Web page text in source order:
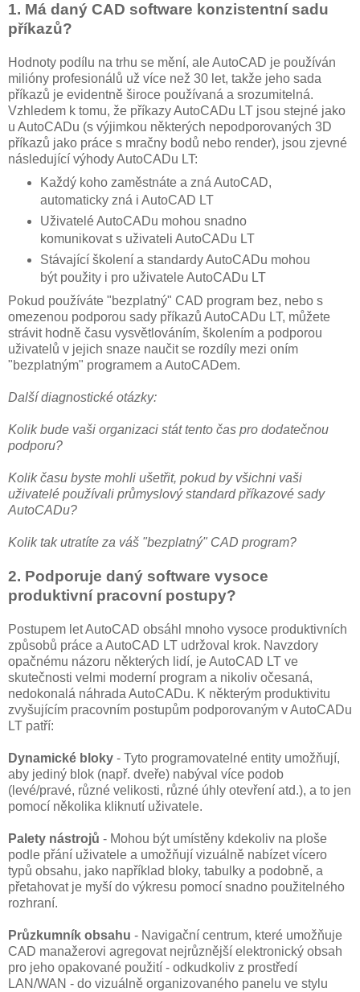
1. Má daný CAD software konzistentní sadu
příkazů?
Hodnoty podílu na trhu se mění, ale AutoCAD je používán
milióny profesionálů už více než 30 let, takže jeho sada
příkazů je evidentně široce používaná a srozumitelná.
Vzhledem k tomu, že příkazy AutoCADu LT jsou stejné jako
u AutoCADu (s výjimkou některých nepodporovaných 3D
příkazů jako práce s mračny bodů nebo render), jsou zjevné
následující výhody AutoCADu LT:
Každý koho zaměstnáte a zná AutoCAD,
automaticky zná i AutoCAD LT
Uživatelé AutoCADu mohou snadno
komunikovat s uživateli AutoCADu LT
Stávající školení a standardy AutoCADu mohou
být použity i pro uživatele AutoCADu LT
Pokud používáte "bezplatný" CAD program bez, nebo s
omezenou podporou sady příkazů AutoCADu LT, můžete
strávit hodně času vysvětlováním, školením a podporou
uživatelů v jejich snaze naučit se rozdíly mezi oním
"bezplatným" programem a AutoCADem.
Další diagnostické otázky:
Kolik bude vaši organizaci stát tento čas pro dodatečnou
podporu?
Kolik času byste mohli ušetřit, pokud by všichni vaši
uživatelé používali průmyslový standard příkazové sady
AutoCADu?
Kolik tak utratíte za váš "bezplatný" CAD program?
2. Podporuje daný software vysoce
produktivní pracovní postupy?
Postupem let AutoCAD obsáhl mnoho vysoce produktivních
způsobů práce a AutoCAD LT udržoval krok. Navzdory
opačnému názoru některých lidí, je AutoCAD LT ve
skutečnosti velmi moderní program a nikoliv očesaná,
nedokonalá náhrada AutoCADu. K některým produktivitu
zvyšujícím pracovním postupům podporovaným v AutoCADu
LT patří:
Dynamické bloky - Tyto programovatelné entity umožňují,
aby jediný blok (např. dveře) nabýval více podob
(levé/pravé, různé velikosti, různé úhly otevření atd.), a to jen
pomocí několika kliknutí uživatele.
Palety nástrojů - Mohou být umístěny kdekoliv na ploše
podle přání uživatele a umožňují vizuálně nabízet vícero
typů obsahu, jako například bloky, tabulky a podobně, a
přetahovat je myší do výkresu pomocí snadno použitelného
rozhraní.
Průzkumník obsahu - Navigační centrum, které umožňuje
CAD manažerovi agregovat nejrůznější elektronický obsah
pro jeho opakované použití - odkudkoliv z prostředí
LAN/WAN - do vizuálně organizovaného panelu ve stylu